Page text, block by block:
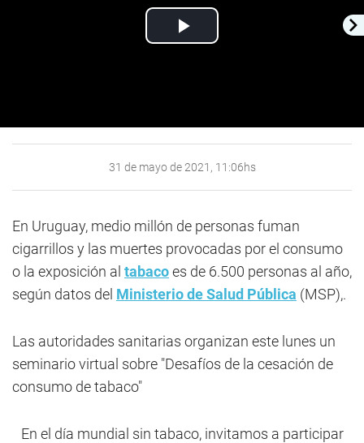
Play
31 de mayo de 2021, 11:06hs
En Uruguay, medio millón de personas fuman
cigarrillos y las muertes provocadas por el consumo
o la exposición al tabacoes de 6.500 personas al año,
según datos del Ministerio de Salud Pública (MSP),.
Las autoridades sanitarias organizan este lunes un
seminario virtual sobre "Desafíos de la cesación de
consumo de tabaco"
En el día mundial sin tabaco, invitamos a participar